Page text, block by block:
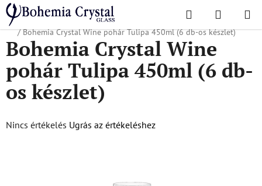
Ugrás
fő
tartalomhoz
Keresés KOSÁR
Kezdőlap
/ Népszerű kollekciók / Vállalatoknak és reklámügynökségeknek
/ Bohemia Crystal Wine pohár Tulipa 450ml (6 db-os készlet)
Bohemia Crystal Wine
pohár Tulipa 450ml (6 db-
os készlet)
A
Nincs értékelés Ugrás az értékeléshez